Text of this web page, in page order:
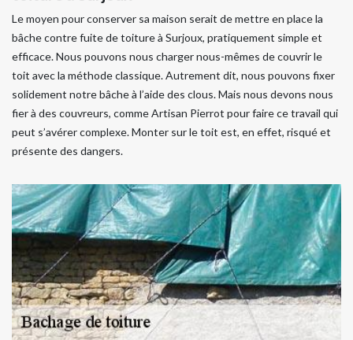
Le moyen pour conserver sa maison serait de mettre en place la
bâche contre fuite de toiture à Surjoux, pratiquement simple et
efficace. Nous pouvons nous charger nous-mêmes de couvrir le
toit avec la méthode classique. Autrement dit, nous pouvons fixer
solidement notre bâche à l’aide des clous. Mais nous devons nous
fier à des couvreurs, comme Artisan Pierrot pour faire ce travail qui
peut s’avérer complexe. Monter sur le toit est, en effet, risqué et
présente des dangers.